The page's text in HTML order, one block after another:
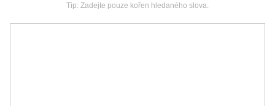
Tip: Zadejte pouze kořen hledaného slova.